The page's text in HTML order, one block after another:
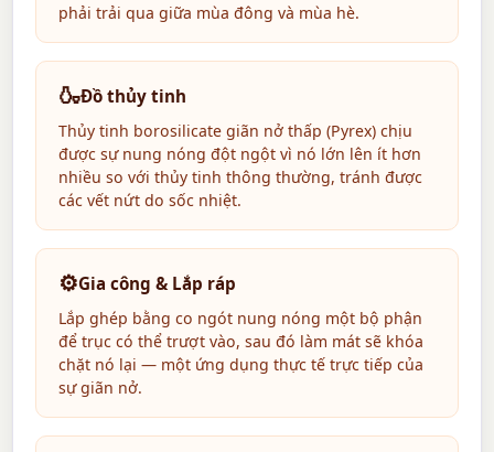
phải trải qua giữa mùa đông và mùa hè.
🍶Đồ thủy tinh
Thủy tinh borosilicate giãn nở thấp (Pyrex) chịu
được sự nung nóng đột ngột vì nó lớn lên ít hơn
nhiều so với thủy tinh thông thường, tránh được
các vết nứt do sốc nhiệt.
⚙️Gia công & Lắp ráp
Lắp ghép bằng co ngót nung nóng một bộ phận
để trục có thể trượt vào, sau đó làm mát sẽ khóa
chặt nó lại — một ứng dụng thực tế trực tiếp của
sự giãn nở.